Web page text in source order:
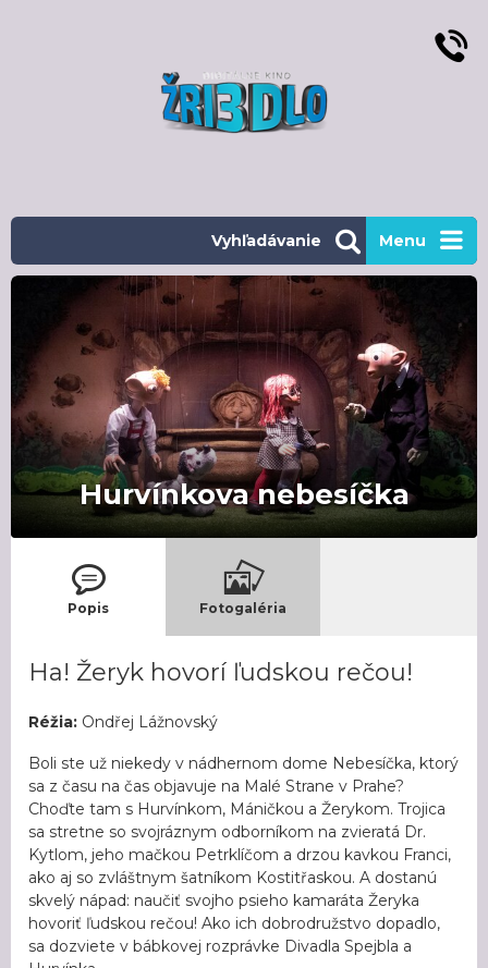
Menu
Vyhľadávanie
Hurvínkova nebesíčka
Popis Fotogaléria
Ha! Žeryk hovorí ľudskou rečou!
Réžia: Ondřej Lážnovský
Boli ste už niekedy v nádhernom dome Nebesíčka, ktorý
sa z času na čas objavuje na Malé Strane v Prahe?
Choďte tam s Hurvínkom, Máničkou a Žerykom. Trojica
sa stretne so svojráznym odborníkom na zvieratá Dr.
Kytlom, jeho mačkou Petrklíčom a drzou kavkou Franci,
ako aj so zvláštnym šatníkom Kostitřaskou. A dostanú
skvelý nápad: naučiť svojho psieho kamaráta Žeryka
hovoriť ľudskou rečou! Ako ich dobrodružstvo dopadlo,
sa dozviete v bábkovej rozprávke Divadla Spejbla a